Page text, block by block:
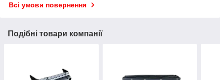
Всі умови повернення
Подібні товари компанії